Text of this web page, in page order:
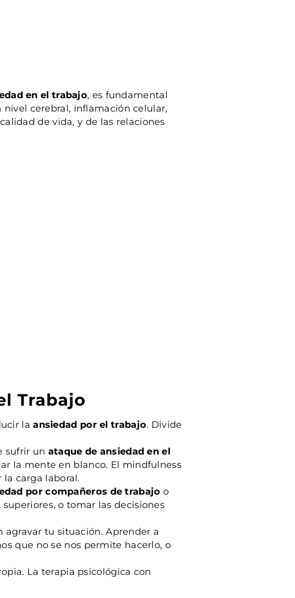
en el trabajo, es fundamental
cerebral, inflamación celular,
de vida, y de las relaciones
Trabajo
laansiedad por el trabajo. Divide
sufrir un ataque de ansiedad en el
la mente en blanco. El mindfulness
carga laboral.
por compañeros de trabajo o
o tomar las decisiones
agravar tu situación. Aprender a
que no se nos permite hacerlo, o
La terapia psicológica con